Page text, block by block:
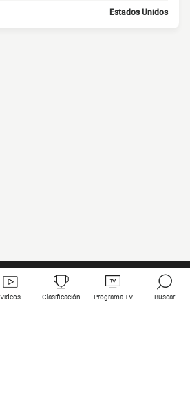
Estados Unidos
Videos Clasificación Programa TV Buscar